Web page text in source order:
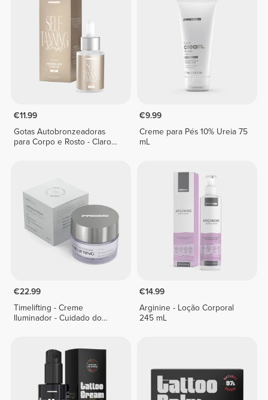
€11.99
Gotas Autobronzeadoras
para Corpo e Rosto - Claro
€9.99
Creme para Pés 10% Ureia 75
mL
€22.99
Timelifting - Creme
Iluminador - Cuidado do
€14.99
Arginine - Loção Corporal
245 mL